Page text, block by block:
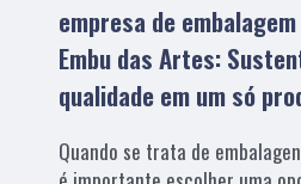
empresa de
Embu das Artes:
qualidade em um só
Quando se trata de